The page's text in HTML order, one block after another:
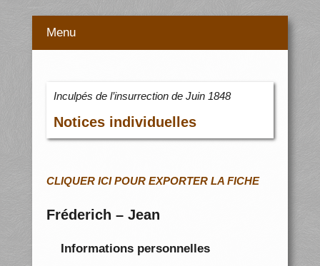
Menu
Inculpés de l’insurrection de Juin 1848
Notices individuelles
CLIQUER ICI POUR EXPORTER LA FICHE
Fréderich – Jean
Informations personnelles